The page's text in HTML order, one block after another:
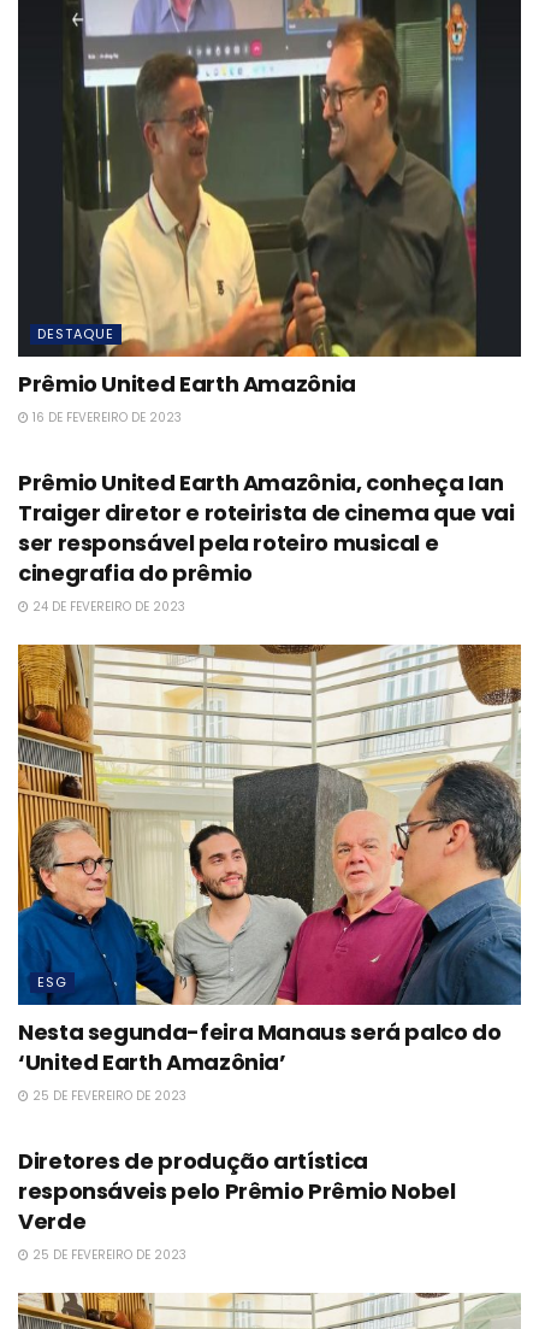
DESTAQUE
Prêmio United Earth Amazônia
16 DE FEVEREIRO DE 2023
Prêmio United Earth Amazônia, conheça Ian
Traiger diretor e roteirista de cinema que vai
ser responsável pela roteiro musical e
cinegrafia do prêmio
24 DE FEVEREIRO DE 2023
ESG
Nesta segunda-feira Manaus será palco do
‘United Earth Amazônia’
25 DE FEVEREIRO DE 2023
Diretores de produção artística
responsáveis pelo Prêmio Prêmio Nobel
Verde
25 DE FEVEREIRO DE 2023